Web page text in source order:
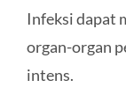
Infeksi dapat
organ-organ
intens.